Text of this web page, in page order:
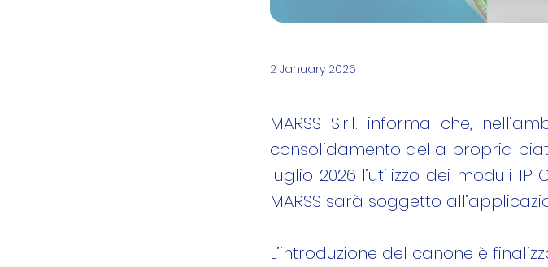
2 January 2026
MARSS S.r.l. informa che,
consolidamento della propria
luglio 2026 l’utilizzo dei moduli IP
MARSS sarà soggetto
L’introduzione del canone è